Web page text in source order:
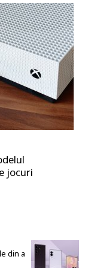
jocuri
din a